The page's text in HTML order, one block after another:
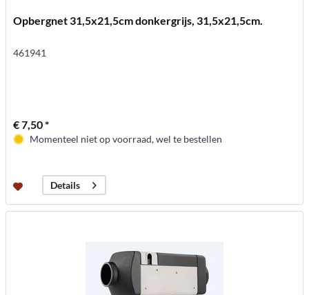
Opbergnet 31,5x21,5cm donkergrijs, 31,5x21,5cm.
461941
€ 7,50 *
Momenteel niet op voorraad, wel te bestellen
Details